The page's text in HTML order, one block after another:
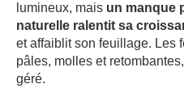
lumineux, mais un manque
naturelle ralentit sa
et affaiblit son feuillage. Les
pâles, molles et
géré.